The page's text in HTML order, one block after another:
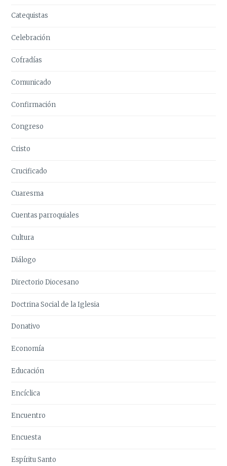
Catequistas
Celebración
Cofradías
Comunicado
Confirmación
Congreso
Cristo
Crucificado
Cuaresma
Cuentas parroquiales
Cultura
Diálogo
Directorio Diocesano
Doctrina Social de la Iglesia
Donativo
Economía
Educación
Encíclica
Encuentro
Encuesta
Espíritu Santo